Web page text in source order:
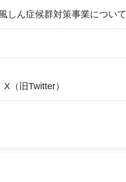
しん症候群対策事業について
（旧Twitter）